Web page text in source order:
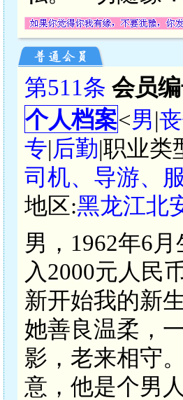
第511条 会员
个人档案<男|
专|后勤|职业类
司机、导游、
地区:黑龙江北
男，1962年6
入2000元人民
新开始我的新
她善良温柔，
影，老来相守
意，他是个男